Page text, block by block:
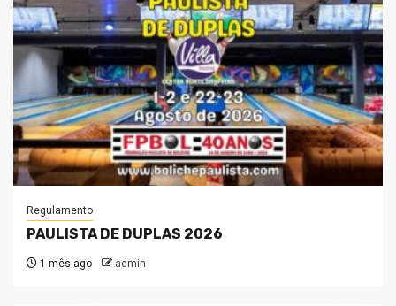
Regulamento
PAULISTA DE DUPLAS 2026
1 mês ago admin